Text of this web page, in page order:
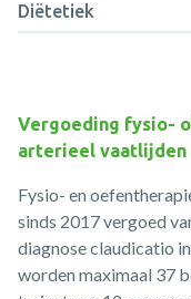
Diëtetiek
Vergoeding fysio-
arterieel vaatlijden
Fysio- en
sinds 2017 vergoed
diagnose claudicatio
worden maximaal 37